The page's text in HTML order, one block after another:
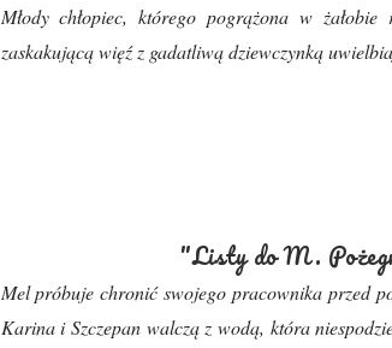
Młody chłopiec, którego pogrążona w
zaskakującą więź z gadatliwą dziewczynką
"Listy do M.
Mel próbuje chronić swojego pracownika przed
Karina i Szczepan walczą z wodą, która